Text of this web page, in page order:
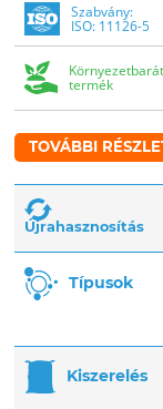
Szabvány:
ISO: 11126-5
Környezetbarát
termék
TOVÁBBI
Újrahasznosítás
Típusok
Kiszerelés